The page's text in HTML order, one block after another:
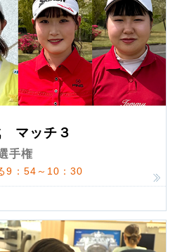
マッチ３
手権
9：54～10：30